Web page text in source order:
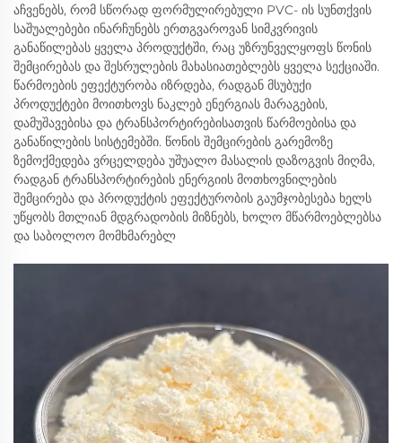
აჩვენებს, რომ სწორად ფორმულირებული PVC- ის სუნთქვის
საშუალებები ინარჩუნებს ერთგვაროვან სიმკვრივის
განაწილებას ყველა პროდუქტში, რაც უზრუნველყოფს წონის
შემცირებას და შესრულების მახასიათებლებს ყველა სექციაში.
წარმოების ეფექტურობა იზრდება, რადგან მსუბუქი
პროდუქტები მოითხოვს ნაკლებ ენერგიას მარაგების,
დამუშავებისა და ტრანსპორტირებისათვის წარმოებისა და
განაწილების სისტემებში. წონის შემცირების გარემოზე
ზემოქმედება ვრცელდება უშუალო მასალის დაზოგვის მიღმა,
რადგან ტრანსპორტირების ენერგიის მოთხოვნილების
შემცირება და პროდუქტის ეფექტურობის გაუმჯობესება ხელს
უწყობს მთლიან მდგრადობის მიზნებს, ხოლო მწარმოებლებსა
და საბოლოო მომხმარებლ